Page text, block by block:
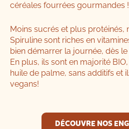
céréales fourrées gourmandes !
Moins sucrés et plus protéinés,
Spiruline sont riches en
bien démarrer la journée, dès
En plus, ils sont en majorité
huile de palme, sans additifs et
vegans!
DÉCOUVRE NOS